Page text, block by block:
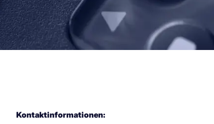
Kontaktinformationen: